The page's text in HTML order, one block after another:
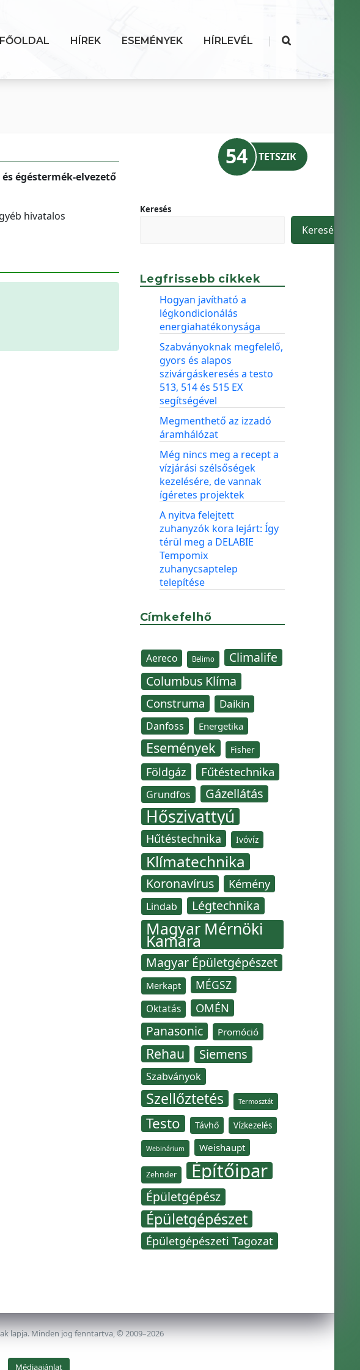
FŐOLDAL HÍREK ESEMÉNYEK HÍRLEVÉL |
égéstermék-elvezető
hivatalos
54 TETSZIK
Keresés
Keresés
Legfrissebb cikkek
Hogyan javítható a
légkondicionálás
energiahatékonysága
Szabványoknak megfelelő,
gyors és alapos
szivárgáskeresés a testo
513, 514 és 515 EX
segítségével
Megmenthető az izzadó
áramhálózat
Még nincs meg a recept a
vízjárási szélsőségek
kezelésére, de vannak
ígéretes projektek
A nyitva felejtett
zuhanyzók kora lejárt: Így
térül meg a DELABIE
Tempomix
zuhanycsaptelep
telepítése
Címkefelhő
Aereco Belimo
Climalife
Columbus Klíma
Construma Daikin
Danfoss Energetika
Események Fisher
Földgáz Fűtéstechnika
Grundfos Gázellátás
Hőszivattyú
Hűtéstechnika Ivóvíz
Klímatechnika
Koronavírus Kémény
Lindab Légtechnika
Magyar Mérnöki
Kamara
Magyar Épületgépészet
Merkapt MÉGSZ
Oktatás OMÉN
Panasonic Promóció
Rehau Siemens
Szabványok
Szellőztetés Termosztát
Testo Távhő Vízkezelés
Webinárium Weishaupt
Zehnder Építőipar
Épületgépész
Épületgépészet
Épületgépészeti Tagozat
lapja. Minden jog fenntartva, © 2009–2026
Médiaajánlat